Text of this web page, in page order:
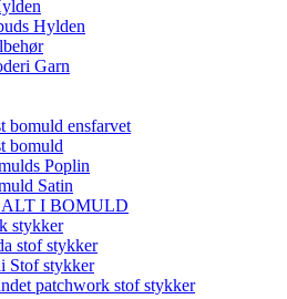
Hylden
Garn
bomuld ensfarvet
bomuld
Poplin
Satin
ALT I BOMULD
stykker
stof stykker
Stof stykker
patchwork stof stykker